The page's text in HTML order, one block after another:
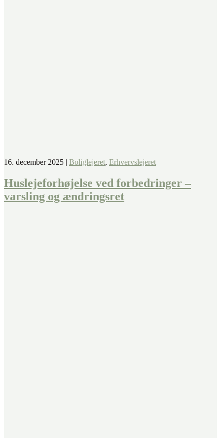
16. december 2025 | Boliglejeret, Erhvervslejeret
Huslejeforhøjelse ved forbedringer –
varsling og ændringsret